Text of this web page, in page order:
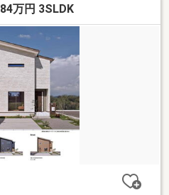
万円 3SLDK